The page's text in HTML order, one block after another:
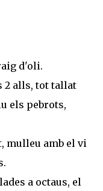
d'oli.
2 alls, tot tallat
els pebrots,
mulleu amb el vi
a octaus, el